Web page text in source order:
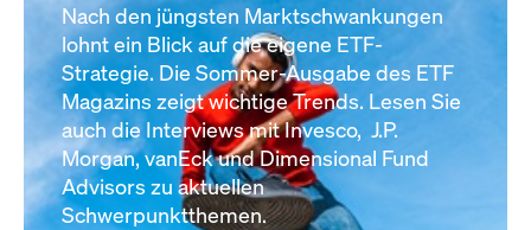
Nach den jüngsten Marktschwankungen
lohnt ein Blick auf die eigene ETF-
Strategie. Die Sommer-Ausgabe des ETF
Magazins zeigt wichtige Trends. Lesen Sie
auch die Interviews mit Invesco, J.P.
Morgan, vanEck und Dimensional Fund
Advisors zu aktuellen
Schwerpunktthemen.